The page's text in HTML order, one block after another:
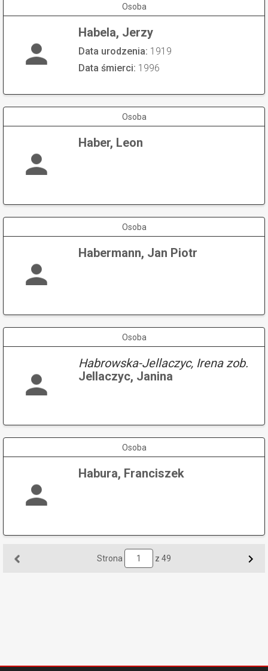
Osoba
Habela, Jerzy
Data urodzenia: 1919
Data śmierci: 1996
Osoba
Haber, Leon
Osoba
Habermann, Jan Piotr
Osoba
Habrowska-Jellaczyc, Irena zob.
Jellaczyc, Janina
Osoba
Habura, Franciszek
Strona z 49